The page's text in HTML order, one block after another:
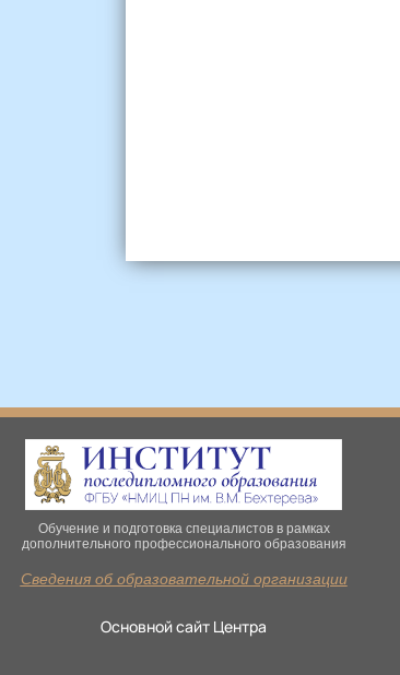
Обучение и подготовка специалистов в рамках
дополнительного профессионального образования
Сведения об образовательной организации
Основной сайт Центра